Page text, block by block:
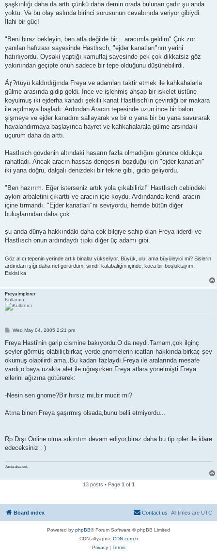
şaşkınlığı daha da arttı çünkü daha demin orada bulunan çadır şu anda
yoktu. Ve bu olay aslında birinci sorusunun cevabınıda veriyor gibiydi.
İlahi bir güç!
"Beni biraz bekleyin, ben atla değilde bir... aracımla geldim" Çok zor
yanılan hafızası sayesinde Hastlısch, "ejder kanatları"nın yerini
hatırlıyordu. Oysaki yaptığı kamuflaj sayesinde pek çok dikkatsiz göz
yakınından geçipte onun sadece bir tepe olduğunu düşünebilirdi.
Ãƒ?rtüyü kaldırdığında Freya ve adamları taktir etmek ile kahkahalarla
gülme arasında gidip geldi. İnce ve işlenmiş ahşap bir iskelet üstüne
koyulmuş iki ejderha kanadı şekilli kanat Hastlısch'in çevirdiği bir makara
ile açılmaya başladı. Ardından Aracın tepesinde uzun ince bir balon
şişmeye ve ejder kanadını sallayarak ve bir o yana bir bu yana savurarak
havalandırmaya başlayınca hayret ve kahkahalarala gülme arsındaki
uçurum daha da arttı.
Hastlısch gövdenin altındaki hasarın fazla olmadığını görünce oldukça
rahatladı. Ancak aracın hassas dengesini bozduğu için "ejder kanatları"
iki yana doğru, dalgalı denizdeki bir tekne gibi, gidip geliyordu.
"Ben hazırım. Eğer isterseniz artık yola çıkabiliriz!" Hastlısch cebindeki
aykırı arbaletini çıkarttı ve aracın içie koydu. Ardındanda kendi aracın
içine tırmandı. "Ejder kanatları"nı seviyordu, hemde bütün diğer
buluşlarından daha çok.
şu anda dünya hakkındaki daha çok bilgiye sahip olan Freya liderdi ve
Hastlısch onun ardındaydı tıpkı diğer üç adamı gibi.
Göz alıcı tepenin yerinde artık binalar yükseliyor. Büyük, ulu; ama büyüleyici mi? Sislerin
ardından ışığı daha net görürdüm, şimdi, kalabalığın içinde, koca bir boşluktayım.
Eskisi ka
FreyaImplorer
Kullanıcı
P
s
Wed May 04, 2005 2:21 pm
Freya Hasti'nin garip cismine bakıyordu.O da neydi.Tamam,çok ilginç
şeyler görmüş olabilir,birkaç yerde gnomelerin icatları hakkında birkaç şey
okumuş olabilirdi ama..Bu kadarı fazlaydı.Freya ile aralarında mesafe
vardı,o baya uzakta alet ile uğraşırken Freya atlara yönelmişti.Freya
ellerini ağızına götürerek:
-Nesin sen gnome?Bir hırsız mı,bir mucit mi?
Atına binen Freya şaşırmış olsada,bunu belli etmiyordu...
Rp Dışı:Online olma sıkıntım devam ediyor,biraz daha bu tip rpler ile idare
edeceksiniz : )
Jacta alea est.
13 posts • Page 1 of 1
Board index All times are UTC
Contact us
Powered by phpBB® Forum Software © phpBB Limited
CDN altyapısı: CDN.com.tr
Privacy| Terms